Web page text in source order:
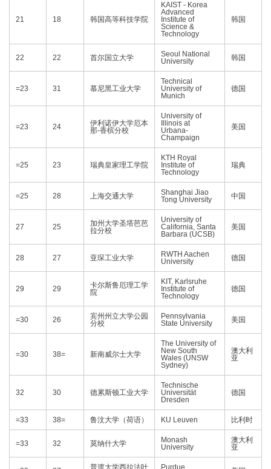
21 18 韩国高等科技学院
KAIST - Korea
Advanced
Institute of
Science &
Technology
韩国
22 22 首尔国立大学
Seoul National
University
韩国
=23 31 慕尼黑工业大学
Technical
University of
Munich
德国
=23 24
伊利诺伊大学厄本
那-香槟分校
University of
Illinois at
Urbana-
Champaign
美国
=25 23 瑞典皇家理工学院
KTH Royal
Institute of
Technology
瑞典
=25 28 上海交通大学
Shanghai Jiao
Tong University
中国
27 25
加州大学圣塔芭芭
拉分校
University of
California, Santa
Barbara (UCSB)
美国
28 27 亚琛工业大学
RWTH Aachen
University
德国
29 29
卡尔斯鲁厄理工学
院
KIT, Karlsruhe
Institute of
Technology
德国
=30 26
宾州州立大学公园
分校
Pennsylvania
State University
美国
=30 38= 新南威尔士大学
The University of
New South
Wales (UNSW
Sydney)
澳大利
亚
32 30 德累斯顿工业大学
Technische
Universität
Dresden
德国
=33 38= 鲁汶大学（荷语） KU Leuven 比利时
=33 32 莫纳什大学
Monash
University
澳大利
亚
普渡大学西拉法叶
Purdue